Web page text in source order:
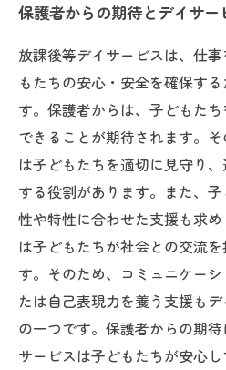
保護者からの期待とデイサー
放課後等デイサービスは、仕
もたちの安心・安全を確保す
す。保護者からは、子どもた
できることが期待されます。
は子どもたちを適切に見守り
する役割があります。また、
性や特性に合わせた支援も求
は子どもたちが社会との交流
す。そのため、コミュニケー
たは自己表現力を養う支援も
の一つです。保護者からの期
サービスは子どもたちが安心